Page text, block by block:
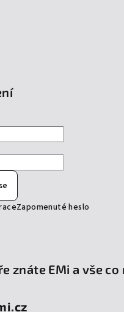
Zapomenuté heslo
znáte EMi a vše co